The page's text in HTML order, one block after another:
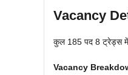
Vacancy
कुल 185 पद 8 ट्रेड्स
Vacancy